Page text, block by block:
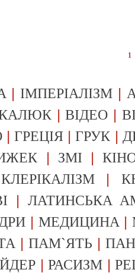
1
| ІМПЕРІАЛІЗМ |
|ВІДЕО |
|ГРЕЦІЯ |ГРУК |
| ЗМІ |
КЛЕРІКАЛІЗМ|
| ЛАТИНСЬКА
| МЕДИЦИНА |
|ПАМ`ЯТЬ |
|РАСИЗМ |